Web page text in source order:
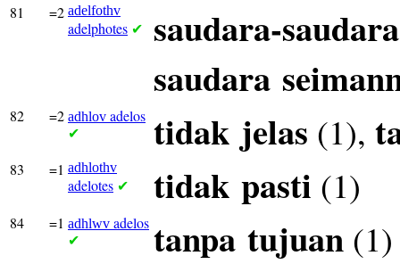
81 =2 adelfothv
adelphotes ✔
saudara-saudara
saudara
82 =2 adhlov adelos
✔ tidak jelas (1),
83 =1 adhlothv
adelotes ✔ tidak pasti (1)
84 =1 adhlwv adelos
✔ tanpa tujuan (1)